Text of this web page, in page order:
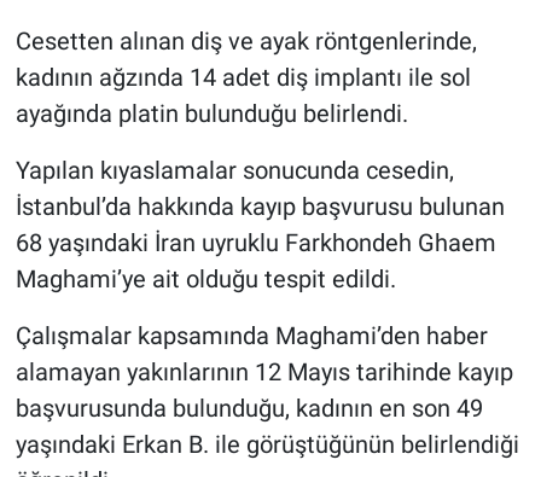
Cesetten alınan diş ve ayak röntgenlerinde,
kadının ağzında 14 adet diş implantı ile sol
ayağında platin bulunduğu belirlendi.
Yapılan kıyaslamalar sonucunda cesedin,
İstanbul’da hakkında kayıp başvurusu bulunan
68 yaşındaki İran uyruklu Farkhondeh Ghaem
Maghami’ye ait olduğu tespit edildi.
Çalışmalar kapsamında Maghami’den haber
alamayan yakınlarının 12 Mayıs tarihinde kayıp
başvurusunda bulunduğu, kadının en son 49
yaşındaki Erkan B. ile görüştüğünün belirlendiği